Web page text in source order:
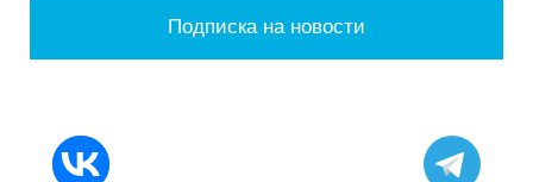
Подписка на новости